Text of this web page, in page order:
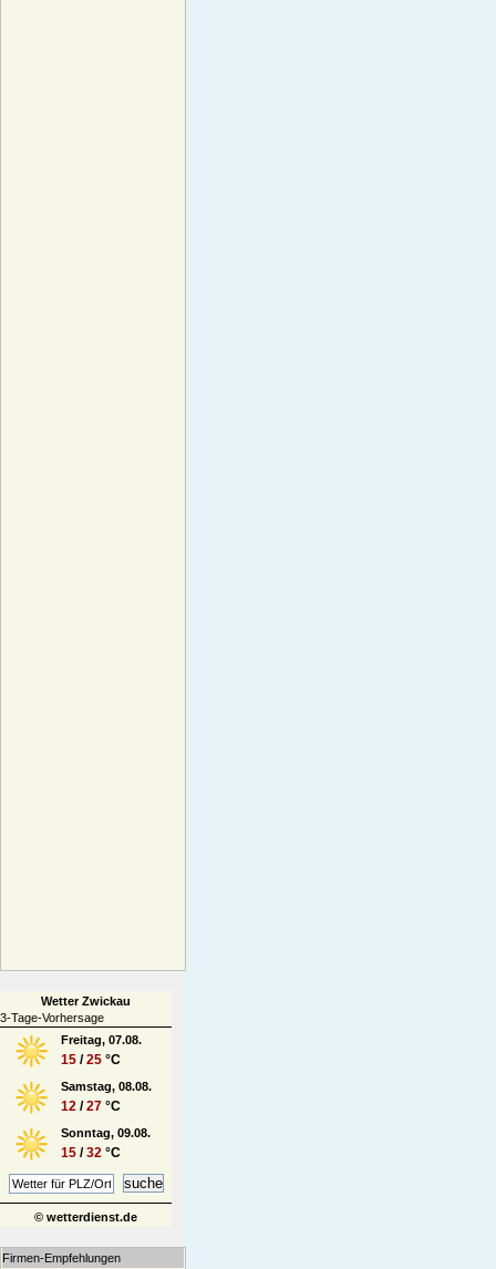
Wetter Zwickau
3-Tage-Vorhersage
Freitag, 07.08.
15 /25 °C
Samstag, 08.08.
12 /27 °C
Sonntag, 09.08.
15 /32 °C
© wetterdienst.de
Firmen-Empfehlungen